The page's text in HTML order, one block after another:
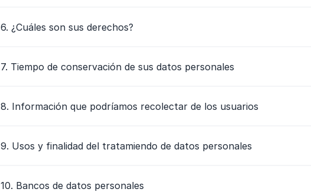
6. ¿Cuáles son sus derechos?
7. Tiempo de conservación de sus datos personales
8. Información que podríamos recolectar de los usuarios
9. Usos y finalidad del tratamiendo de datos personales
10. Bancos de datos personales